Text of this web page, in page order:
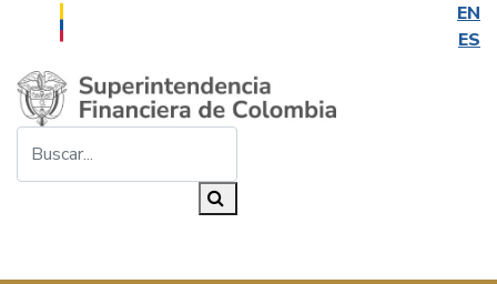
EN
ES
Saltar al contenido principal